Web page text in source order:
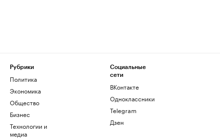
Рубрики
Политика
Экономика
Общество
Бизнес
Технологии и
медиа
Социальные
сети
ВКонтакте
Одноклассники
Telegram
Дзен